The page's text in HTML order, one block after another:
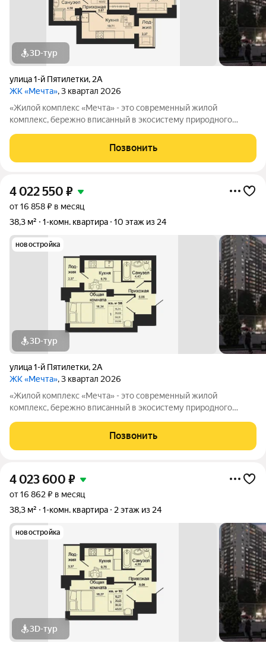
3D-тур
улица 1-й Пятилетки, 2А
ЖК «Мечта», 3 квартал 2026
«Жилой комплекс «Мечта» - это современный жилой
комплекс, бережно вписанный в экосистему природного
Пятилетки. Находясь в 10-ти минутах езды от центра одного из
крупнейших мегаполисов юга
Позвонить
4 022 550 ₽
от 16 858 ₽ в месяц
38,3 м²
1-комн. квартира 10 этаж из 24
новостройка
3D-тур
улица 1-й Пятилетки, 2А
ЖК «Мечта», 3 квартал 2026
«Жилой комплекс «Мечта» - это современный жилой
комплекс, бережно вписанный в экосистему природного
Пятилетки. Находясь в 10-ти минутах езды от центра одного из
крупнейших мегаполисов юга
Позвонить
4 023 600 ₽
от 16 862 ₽ в месяц
38,3 м²
1-комн. квартира 2 этаж из 24
новостройка
3D-тур